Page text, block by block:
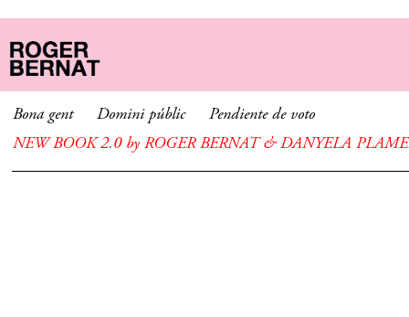
Bona gent Domini públic
Pendiente de voto
NEW BOOK 2.0 by ROGER BERNAT & DANYELA